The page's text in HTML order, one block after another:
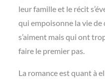
leur famille et le récit
qui empoisonne la vie de
s’aiment mais qui ont
faire le premier pas.
La romance est quant à